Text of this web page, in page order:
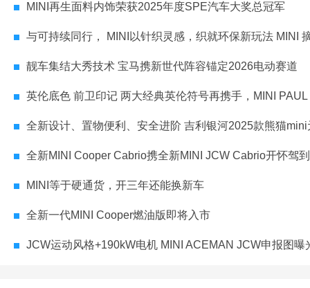
MINI再生面料内饰荣获2025年度SPE汽车大奖总冠军
与可持续同行， MINI以针织灵感，织就环保新玩法 MINI 摘得2025 SPE汽车大奖总冠军及“车身内饰”类别
靓车集结大秀技术 宝马携新世代阵容锚定2026电动赛道
英伦底色 前卫印记 两大经典英伦符号再携手，MINI PAUL SMITH 设计师款全
全新设计、置物便利、安全进阶 吉利银河2025款熊猫mini元气熊官
全新MINI Cooper Cabrio携全新MINI JCW Cabrio开怀驾到
MINI等于硬通货，开三年还能换新车
全新一代MINI Cooper燃油版即将入市
JCW运动风格+190kW电机 MINI ACEMAN JCW申报图曝